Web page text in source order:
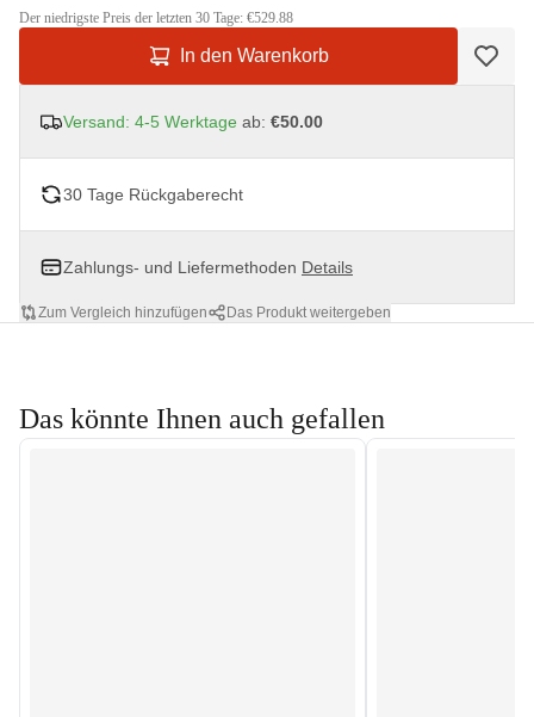
Der niedrigste Preis der letzten 30 Tage: €529.88
In den Warenkorb
Versand: 4-5 Werktage ab: €50.00
30 Tage Rückgaberecht
Zahlungs- und Liefermethoden Details
Zum Vergleich hinzufügen Das Produkt weitergeben
Das könnte Ihnen auch gefallen